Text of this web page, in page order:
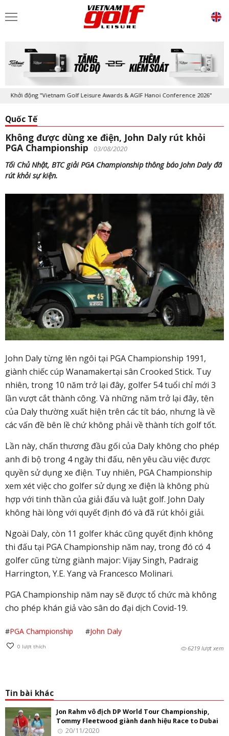
Khởi động "Vietnam Golf Leisure Awards & AGIF Hanoi Conference 2026"
Quốc Tế
Không được dùng xe điện, John Daly rút khỏi
PGA Championship
03/08/2020
Tối Chủ Nhật, BTC giải PGA Championship thông báo John Daly đã
rút khỏi sự kiện.
John Daly từng lên ngôi tại PGA Championship 1991,
giành chiếc cúp Wanamakertại sân Crooked Stick. Tuy
nhiên, trong 10 năm trở lại đây, golfer 54 tuổi chỉ mới 3
lần vượt cắt thành công. Và những năm trở lại đây, tên
của Daly thường xuất hiện trên các tít báo, nhưng là về
các vấn đề bên lề chứ không phải về thành tích golf tốt.
Lần này, chấn thương đầu gối của Daly không cho phép
anh đi bộ trong 4 ngày thi đấu, nên yêu cầu việc được
quyền sử dụng xe điện. Tuy nhiên, PGA Championship
xem xét việc cho golfer sử dụng xe điện là không phù
hợp với tinh thần của giải đấu và luật golf. John Daly
không hài lòng với quyết định đó và đã rút khỏi giải.
Ngoài Daly, còn 11 golfer khác cũng quyết định không
thi đấu tại PGA Championship năm nay, trong đó có 4
golfer cũng từng giành major: Vijay Singh, Padraig
Harrington, Y.E. Yang và Francesco Molinari.
PGA Championship năm nay sẽ được tổ chức mà không
cho phép khán giả vào sân do đại dịch Covid-19.
#PGA Championship #John Daly
0 lượt thích 6219 lượt xem
Tin bài khác
Jon Rahm vô địch DP World Tour Championship,
Tommy Fleetwood giành danh hiệu Race to Dubai
20/11/2020